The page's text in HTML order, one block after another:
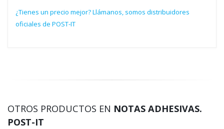
¿Tienes un precio mejor? Llámanos, somos distribuidores
oficiales de POST-IT
OTROS PRODUCTOS EN NOTAS ADHESIVAS.
POST-IT